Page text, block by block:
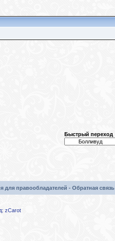
Быстрый переход
для правообладателей - Обратная связь
zCarot